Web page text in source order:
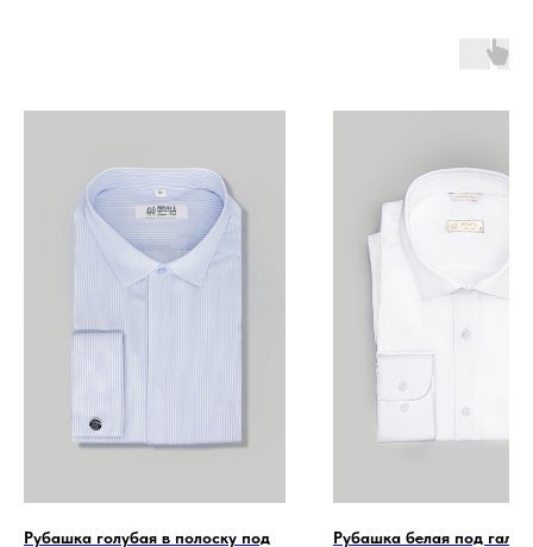
Рубашка голубая в полоску под Рубашка белая под